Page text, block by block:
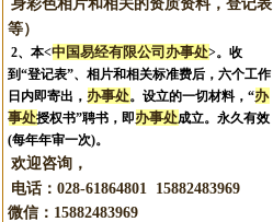
身彩色相片和相关的资质资料，登记表
等）
2、本<中国易经有限公司办事处>。收
到“登记表”、相片和相关标准费后，六个工作
日内即寄出， 办事处。设立的一切材料，“办
事处授权书”聘书，即办事处成立。永久有效
(每年年审一次)。
欢迎咨询，
电话：028-61864801 15882483969
微信： 15882483969